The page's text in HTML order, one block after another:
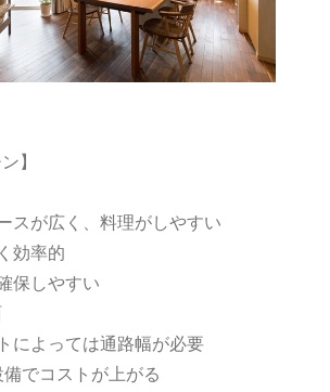
】
が広く、料理がしやすい
効率的
保しやすい
よっては通路幅が必要
でコストが上がる